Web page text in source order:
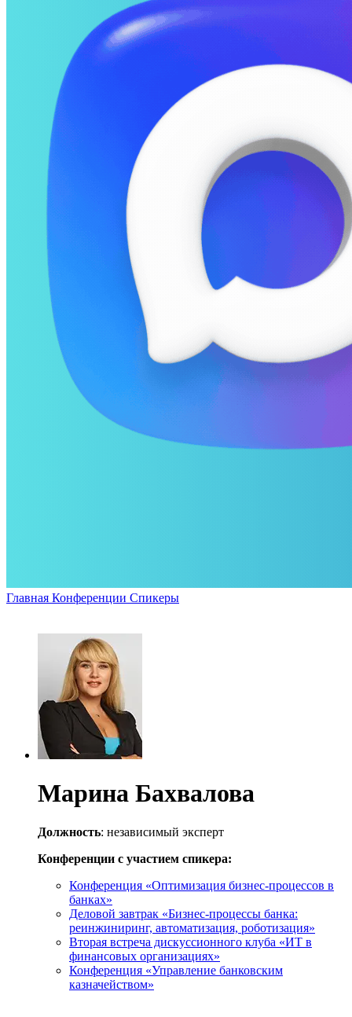
Главная Конференции Спикеры
Марина Бахвалова
Должность: независимый эксперт
Конференции с участием спикера:
Конференция «Оптимизация бизнес-процессов в
банках»
Деловой завтрак «Бизнес-процессы банка:
реинжиниринг, автоматизация, роботизация»
Вторая встреча дискуссионного клуба «ИТ в
финансовых организациях»
Конференция «Управление банковским
казначейством»